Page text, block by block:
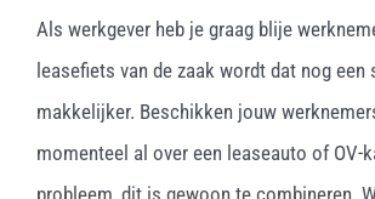
Als werkgever heb je graag blije
leasefiets van de zaak wordt dat nog een
makkelijker. Beschikken jouw
momenteel al over een leaseauto of OV-
probleem, dit is gewoon te combineren.